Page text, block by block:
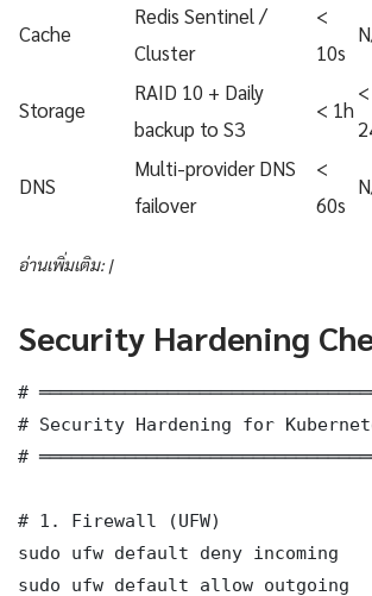
Cache
Redis Sentinel /
Cluster
<
10s
Storage
RAID 10 + Daily
backup to S3
< 1h
<
DNS
Multi-provider DNS
failover
<
60s
อ่านเพิ่มเติม: |
Security Hardening
#
# Security Hardening for
#
# 1. Firewall (UFW)
sudo ufw default deny incoming
sudo ufw default allow outgoing